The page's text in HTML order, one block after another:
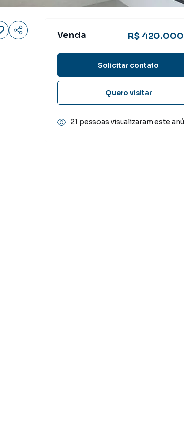
Venda R$
Solicitar contato
Quero visitar
21 pessoas visualizaram este